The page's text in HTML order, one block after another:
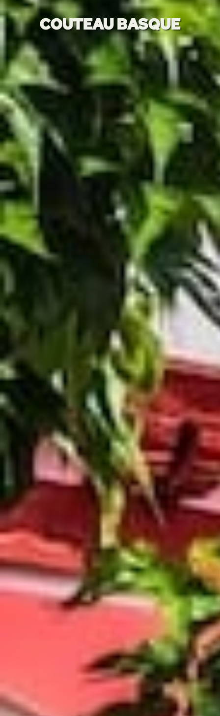
COUTEAU BASQUE